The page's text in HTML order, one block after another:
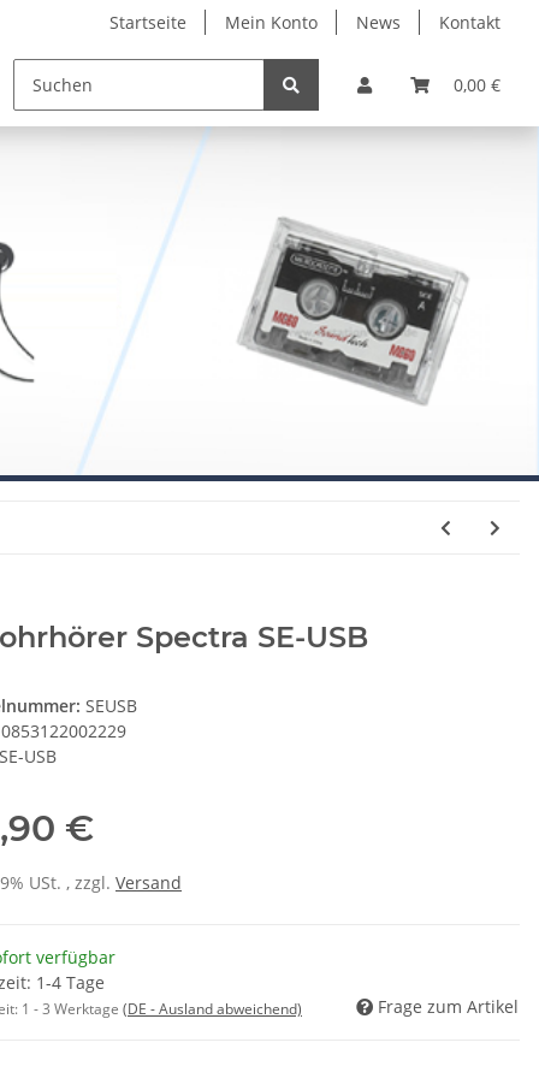
Startseite Mein Konto News Kontakt
0,00 €
Spectra SE-USB
SEUSB
0853122002229
SE-USB
€
USt. , zzgl. Versand
verfügbar
1-4 Tage
1 - 3 Werktage (DE - Ausland abweichend) Frage zum Artikel